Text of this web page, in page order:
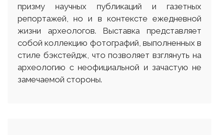
призму научных публикаций и газетных
репортажей, но и в контексте ежедневной
жизни археологов. Выставка представляет
собой коллекцию фотографий, выполненных в
стиле бэкстейдж, что позволяет взглянуть на
археологию с неофициальной и зачастую не
замечаемой стороны.